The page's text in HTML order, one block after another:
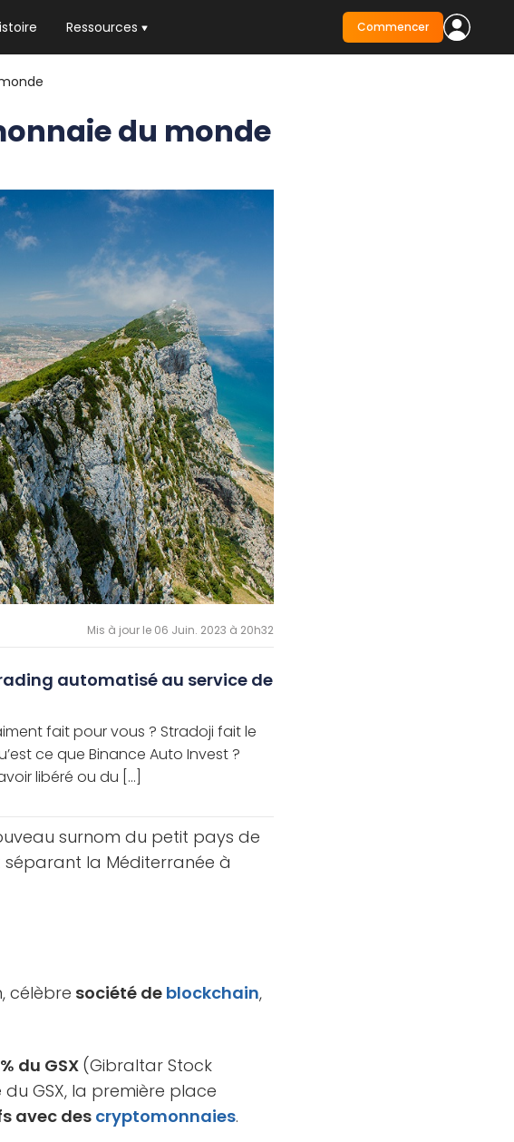
Ressources
besoin
dans les
Commencer
du monde
Mis à jour le 06 Juin. 2023 à 20h32
automatisé au service de
fait pour vous ? Stradoji fait le
ce que Binance Auto Invest ?
libéré ou du [...]
surnom du petit pays de
la Méditerranée à
célèbre société de blockchain,
du GSX(Gibraltar Stock
GSX, la première place
avec des cryptomonnaies.